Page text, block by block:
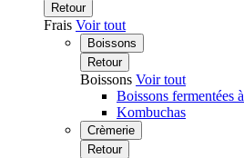
Retour
Frais Voir tout
Boissons
Retour
Boissons Voir tout
Boissons fermentées
Kombuchas
Crèmerie
Retour